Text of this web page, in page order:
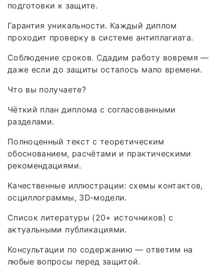
подготовки к защите.
Гарантия уникальности. Каждый диплом
проходит проверку в системе антиплагиата.
Соблюдение сроков. Сдадим работу вовремя —
даже если до защиты осталось мало времени.
Что вы получаете?
Чёткий план диплома с согласованными
разделами.
Полноценный текст с теоретическим
обоснованием, расчётами и практическими
рекомендациями.
Качественные иллюстрации: схемы контактов,
осциллограммы, 3D‑модели.
Список литературы (20+ источников) с
актуальными публикациями.
Консультации по содержанию — ответим на
любые вопросы перед защитой.